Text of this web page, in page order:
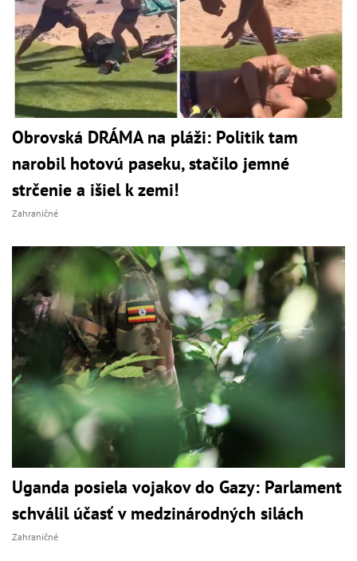
Obrovská DRÁMA na pláži: Politik tam
narobil hotovú paseku, stačilo jemné
strčenie a išiel k zemi!
Zahraničné
Uganda posiela vojakov do Gazy: Parlament
schválil účasť v medzinárodných silách
Zahraničné